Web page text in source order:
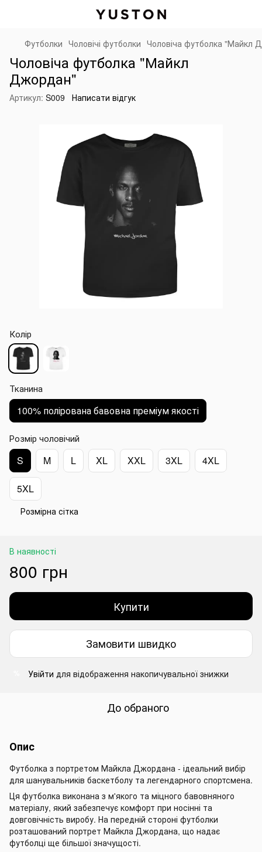
Футболки Чоловічі футболки Чоловіча футболка "Майкл
Чоловіча футболка "Майкл
Джордан"
Артикул: S009 Написати відгук
Колір
Тканина
100% полірована бавовна преміум якості
Розмір чоловічий
S M L XL XXL 3XL 4XL
5XL
Розмірна сітка
В наявності
800 грн
Купити
Замовити швидко
Увійти для відображення накопичувальної знижки
До обраного
Опис
Футболка з портретом Майкла Джордана - ідеальний вибір
для шанувальників баскетболу та легендарного спортсмена.
Ця футболка виконана з м'якого та міцного бавовняного
матеріалу, який забезпечує комфорт при носінні та
довговічність виробу. На передній стороні футболки
розташований портрет Майкла Джордана, що надає
футболці ще більшої значущості.